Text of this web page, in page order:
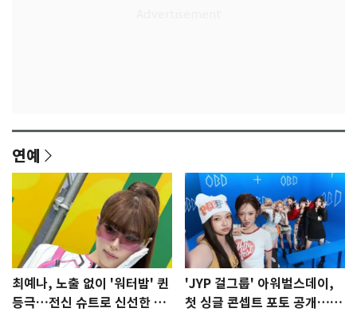
연예
최예나, 노출 없이 '워터밤' 퀸
등극…전신 슈트로 신선한 충
'JYP 걸그룹' 아워벌스데이,
첫 싱글 콘셉트 포토 공개…청